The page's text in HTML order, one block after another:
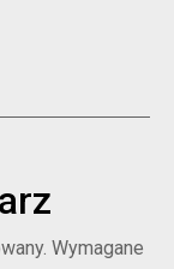
Wymagane